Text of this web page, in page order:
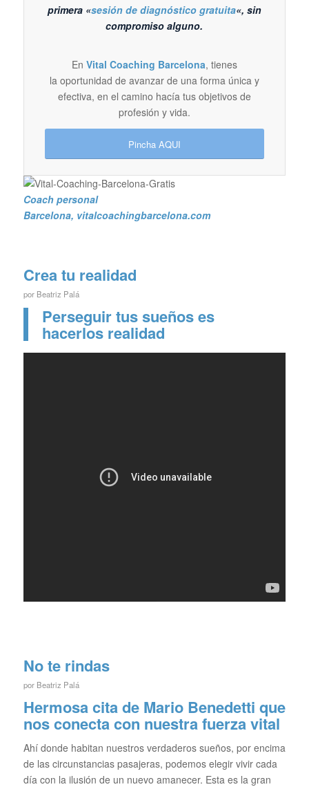
primera «sesión de diagnóstico gratuita«, sin
compromiso alguno.
En Vital Coaching Barcelona, tienes
la oportunidad de avanzar de una forma única y
efectiva, en el camino hacía tus objetivos de
profesión y vida.
Pincha AQUI
Coach personal
Barcelona, vitalcoachingbarcelona.com
Crea tu realidad
por Beatriz Palá
Perseguir tus sueños es
hacerlos realidad
No te rindas
por Beatriz Palá
Hermosa cita de Mario Benedetti que
nos conecta con nuestra fuerza vital
Ahí donde habitan nuestros verdaderos sueños, por encima
de las circunstancias pasajeras, podemos elegir vivir cada
día con la ilusión de un nuevo amanecer. Esta es la gran